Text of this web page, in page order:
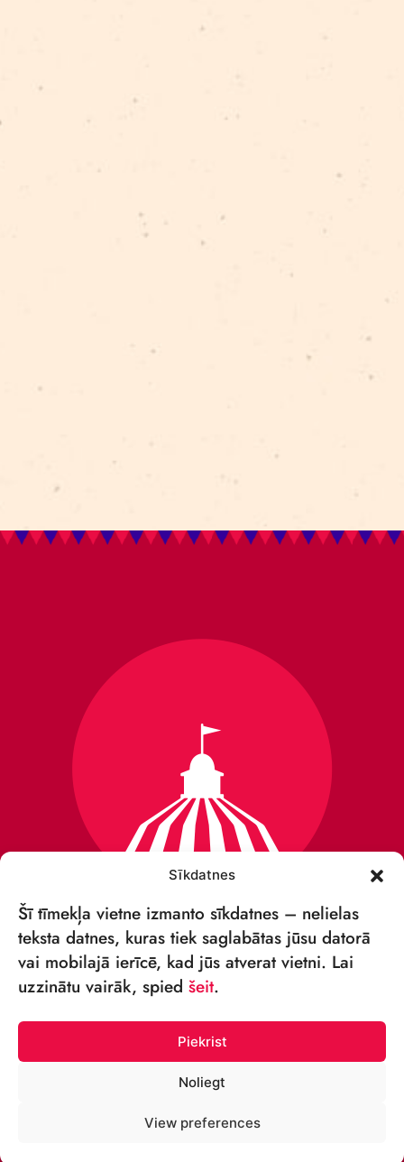
Sīkdatnes
Šī tīmekļa vietne izmanto sīkdatnes – nelielas
teksta datnes, kuras tiek saglabātas jūsu datorā
vai mobilajā ierīcē, kad jūs atverat vietni. Lai
uzzinātu vairāk, spied šeit.
Piekrist
Noliegt
View preferences
VSIA „RĪGAS CIRKS”
Merķeļa iela 4,
Rīga, LV-1050, Latvija
Reģ. Nr.: 40003027789
TĀLRUNIS: